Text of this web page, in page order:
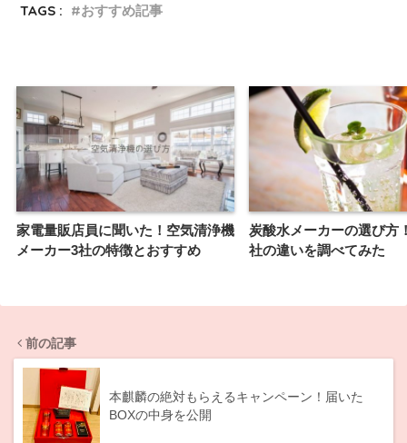
TAGS :
おすすめ記事
家電量販店員に聞いた！空気清浄機
メーカー3社の特徴とおすすめ
炭酸水メーカーの選び方
社の違いを調べてみた
前の記事
本麒麟の絶対もらえるキャンペーン！届いた
BOXの中身を公開